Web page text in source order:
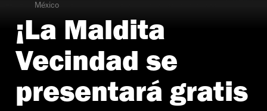
Foto: Cortesía Secretaría de Cultura de la Ciudad de México
México
¡La Maldita
Vecindad se
presentará gratis